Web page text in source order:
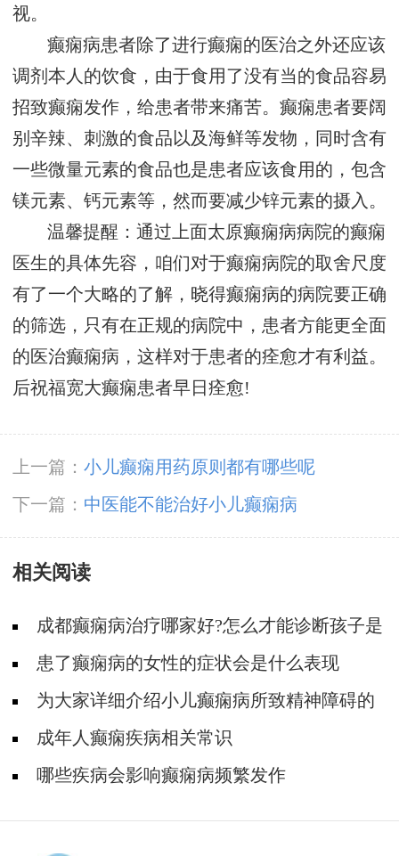
视。
癫痫病患者除了进行癫痫的医治之外还应该
调剂本人的饮食，由于食用了没有当的食品容易
招致癫痫发作，给患者带来痛苦。癫痫患者要阔
别辛辣、刺激的食品以及海鲜等发物，同时含有
一些微量元素的食品也是患者应该食用的，包含
镁元素、钙元素等，然而要减少锌元素的摄入。
温馨提醒：通过上面太原癫痫病病院的癫痫
医生的具体先容，咱们对于癫痫病院的取舍尺度
有了一个大略的了解，晓得癫痫病的病院要正确
的筛选，只有在正规的病院中，患者方能更全面
的医治癫痫病，这样对于患者的痊愈才有利益。
后祝福宽大癫痫患者早日痊愈!
上一篇： 小儿癫痫用药原则都有哪些呢
下一篇： 中医能不能治好小儿癫痫病
相关阅读
成都癫痫病治疗哪家好?怎么才能诊断孩子是
不是得了癫痫?
患了癫痫病的女性的症状会是什么表现
为大家详细介绍小儿癫痫病所致精神障碍的
分类及表现
成年人癫痫疾病相关常识
哪些疾病会影响癫痫病频繁发作